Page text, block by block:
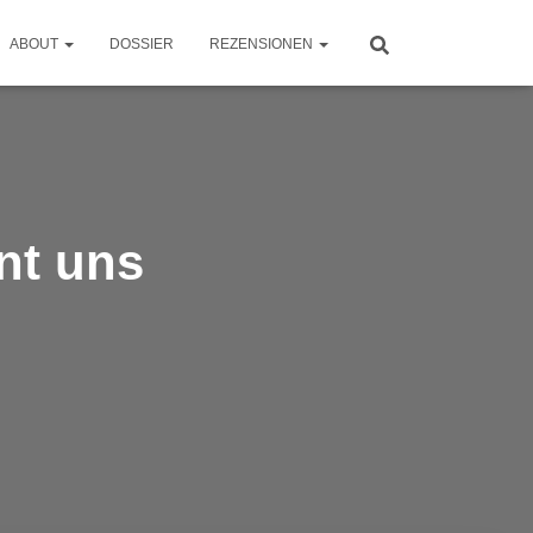
ABOUT DOSSIER REZENSIONEN
uns